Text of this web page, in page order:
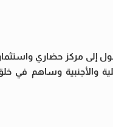
إلى مركز حضاري
والأجنبية وساهم في